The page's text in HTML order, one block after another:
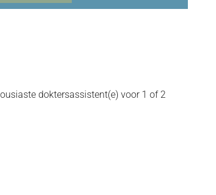
doktersassistent(e) voor 1 of 2